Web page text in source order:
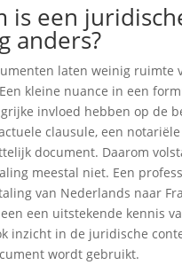
is een
anders?
laten weinig ruimte
kleine nuance in een
invloed hebben op de
clausule, een
document. Daarom
meestal niet. Een
van Nederlands naar
een uitstekende kennis
inzicht in de juridische
wordt gebruikt.